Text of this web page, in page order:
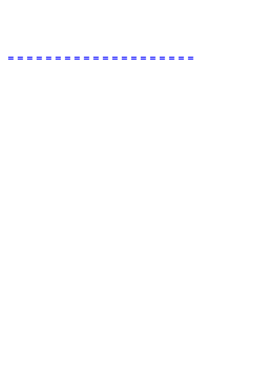
＝＝＝＝＝＝＝＝＝＝＝＝＝＝＝＝＝＝＝＝